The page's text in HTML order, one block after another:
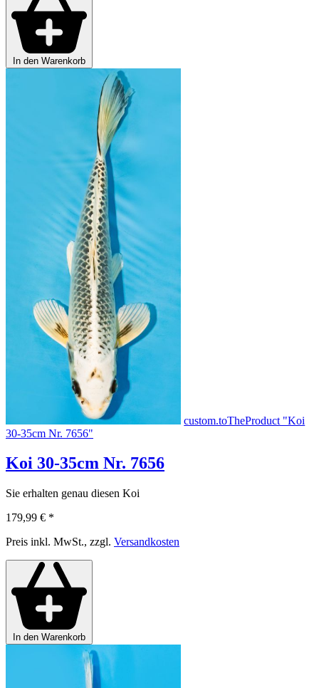
In den Warenkorb
custom.toTheProduct "Koi
30-35cm Nr. 7656"
Koi 30-35cm Nr. 7656
Sie erhalten genau diesen Koi
179,99 € *
Preis inkl. MwSt., zzgl. Versandkosten
In den Warenkorb